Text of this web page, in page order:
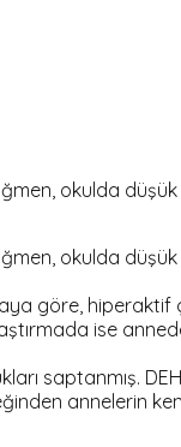
okulda
okulda
göre, hiperaktif
ise
saptanmış.
annelerin